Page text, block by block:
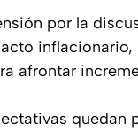
por la
afrontar
quedan